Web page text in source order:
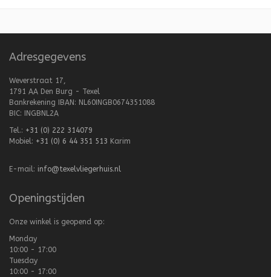
Adresgegevens
Weverstraat 17,
1791 AA Den Burg - Texel
Bankrekening IBAN: NL60INGB0674351088
BIC: INGBNL2A
Tel.: +31 (0) 222 314079
Mobiel: +31 (0) 6 44 351 513 Karim
E-mail: info@texelvliegerhuis.nl
Openingstijden
Onze winkel is geopend op:
Monday
10:00 - 17:00
Tuesday
10:00 - 17:00